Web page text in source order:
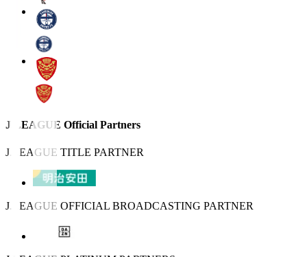
J.LEAGUE Official Partners
J.LEAGUE TITLE PARTNER
J.LEAGUE OFFICIAL BROADCASTING PARTNER